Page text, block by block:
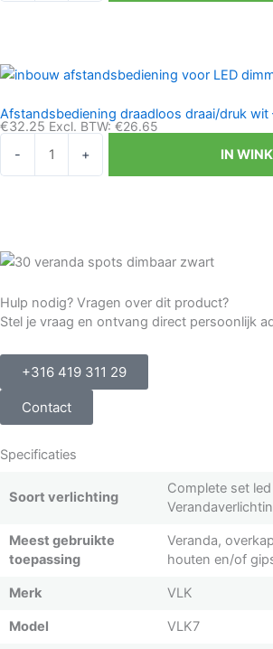
Voor
aantal
Afstandsbediening draadloos draai/druk wit
€32.25 Excl. BTW:€26.65
-
draadloos
Voor
aantal
+ IN
Hulp nodig? Vragen over dit product?
Stel je vraag en ontvang direct persoonlijk
+316 419 311 29
Contact
Specificaties
Soort verlichting
Complete set
Meest gebruikte
toepassing
Veranda,
houten en/of
Merk VLK
Model VLK7